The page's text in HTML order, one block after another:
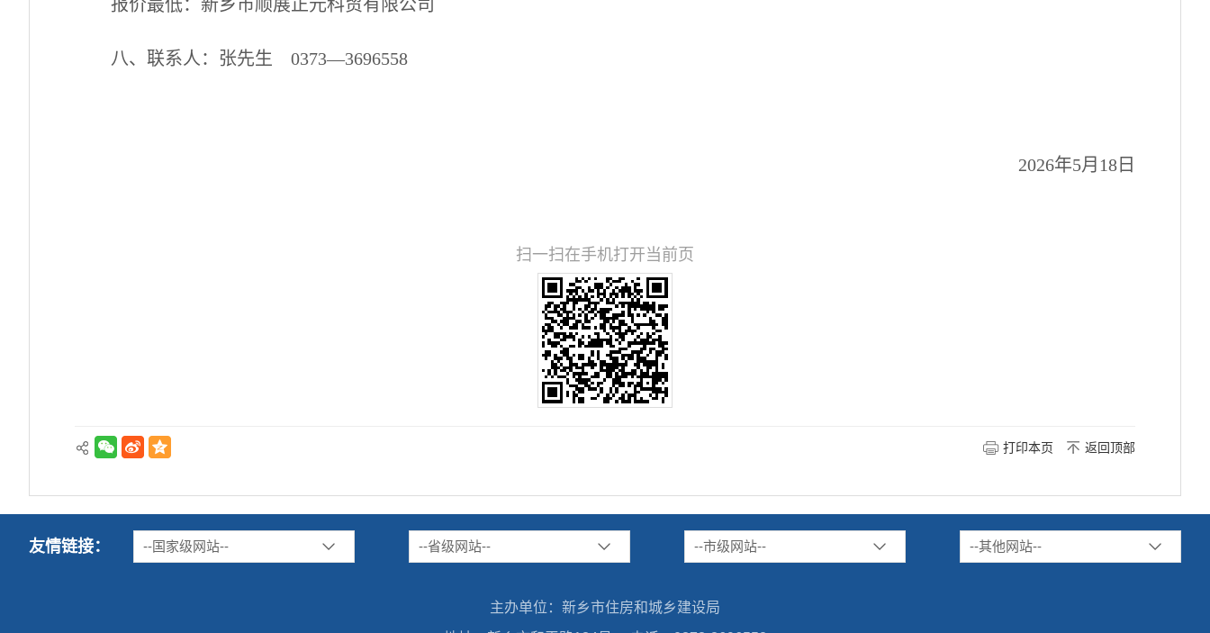
报价最低：新乡市顺展正元科贸有限公司
八、 联系人：张先生 0373—3696558
2026年5月18日
扫一扫在手机打开当前页
打印本页 返回顶部
友情链接： --国家级网站-- --省级网站-- --市级网站-- --其他网站--
主办单位：新乡市住房和城乡建设局